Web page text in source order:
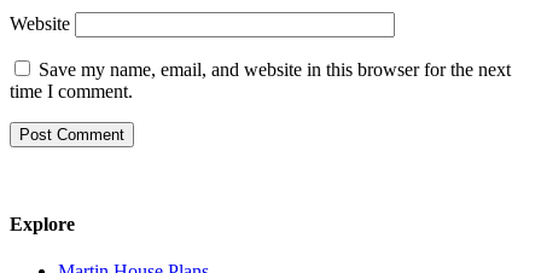
Website
Save my name, email, and website in this browser for the next
time I comment.
Explore